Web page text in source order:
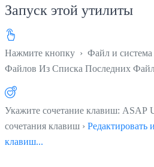
Запуск этой утилиты
Нажмите кнопку › Файл и система
Файлов Из Списка Последних
Укажите сочетание клавиш: ASAP
сочетания клавиш › Редактировать
клавиш...